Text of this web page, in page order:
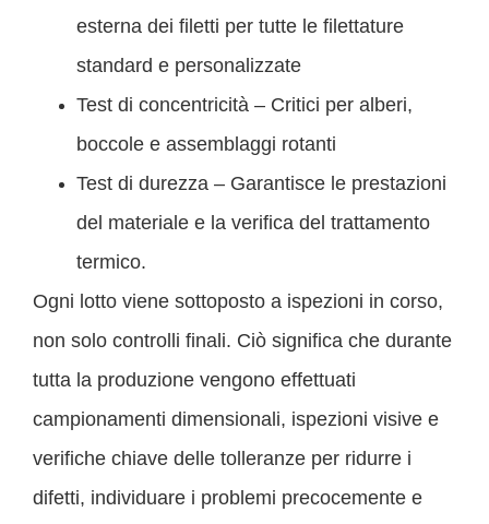
esterna dei filetti per tutte le filettature
standard e personalizzate
Test di concentricità – Critici per alberi,
boccole e assemblaggi rotanti
Test di durezza – Garantisce le prestazioni
del materiale e la verifica del trattamento
termico.
Ogni lotto viene sottoposto a ispezioni in corso,
non solo controlli finali. Ciò significa che durante
tutta la produzione vengono effettuati
campionamenti dimensionali, ispezioni visive e
verifiche chiave delle tolleranze per ridurre i
difetti, individuare i problemi precocemente e